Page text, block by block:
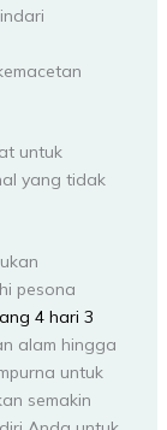
untuk
yang tidak
pesona
4 hari 3
alam hingga
untuk
semakin